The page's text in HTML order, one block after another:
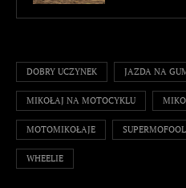
DOBRY UCZYNEK JAZDA NA
MIKOŁAJ NA MOTOCYKLU
MOTOMIKOŁAJE
WHEELIE